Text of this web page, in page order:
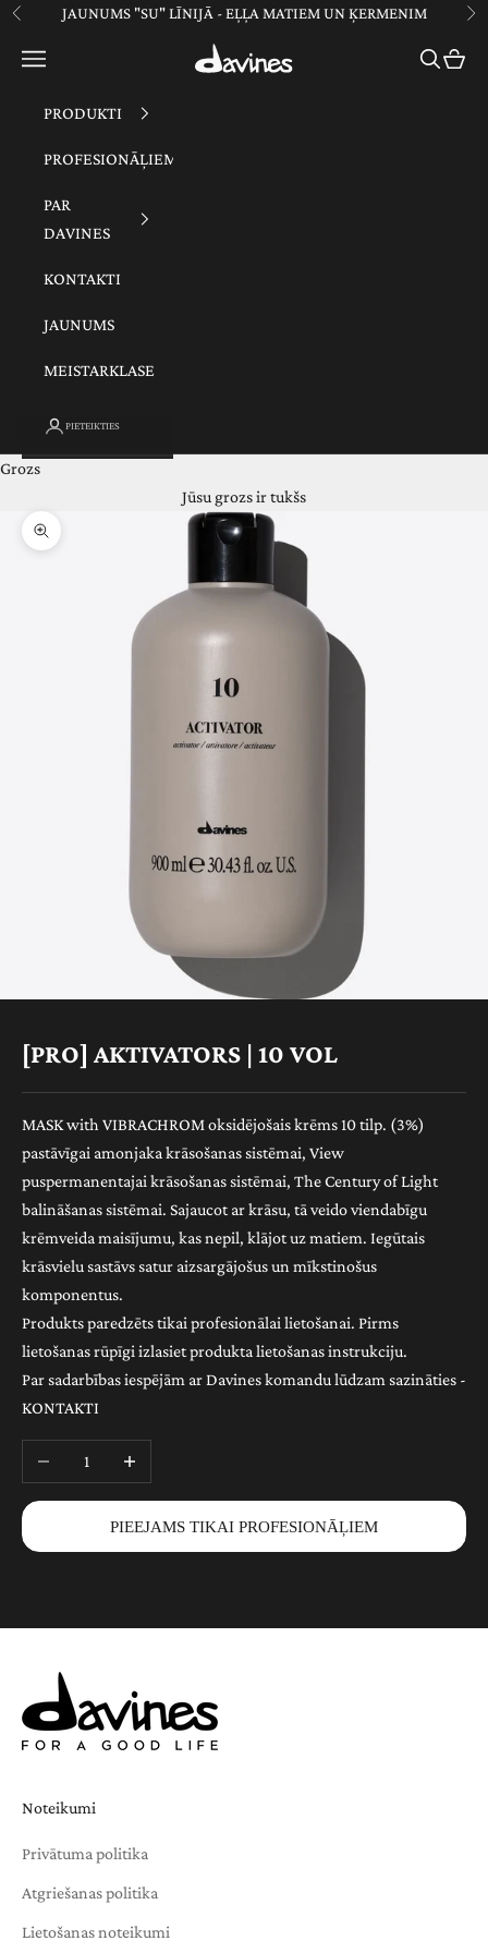
Pāriet uz saturu
AtpakaļJAUNUMS "SU" LĪNIJĀ - EĻĻA MATIEM UN ĶERMENIM
Davines
Izvēlne Grozs
PRODUKTI
PROFESIONĀĻIEM
PAR
DAVINES
KONTAKTI
JAUNUMS
MEISTARKLASE
PIETEIKTIES
Grozs
Jūsu grozs ir tukšs
Pietuvināt
[PRO] AKTIVATORS | 10 VOL
MASK with VIBRACHROM oksidējošais krēms 10 tilp. (3%)
pastāvīgai amonjaka krāsošanas sistēmai, View
puspermanentajai krāsošanas sistēmai, The Century of Light
balināšanas sistēmai. Sajaucot ar krāsu, tā veido viendabīgu
krēmveida maisījumu, kas nepil, klājot uz matiem. Iegūtais
krāsvielu sastāvs satur aizsargājošus un mīkstinošus
komponentus.
Produkts paredzēts tikai profesionālai lietošanai. Pirms
lietošanas rūpīgi izlasiet produkta lietošanas instrukciju.
Par sadarbības iespējām ar Davines komandu lūdzam sazināties -
KONTAKTI
Samazināt daudzumuPalielināt daudzumu
PIEEJAMS TIKAI PROFESIONĀĻIEM
Noteikumi
Privātuma politika
Atgriešanas politika
Lietošanas noteikumi